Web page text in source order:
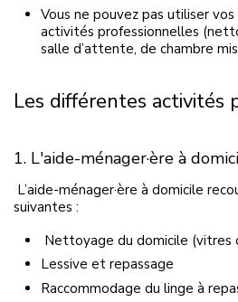
Vous ne pouvez pas utiliser
activités professionnelles
salle d’attente, de chambre
Les différentes activités
1. L'aide-ménager·ère à
L’aide-ménager·ère à domicile
suivantes :
Nettoyage du domicile (vitres
Lessive et repassage
Raccommodage du linge à